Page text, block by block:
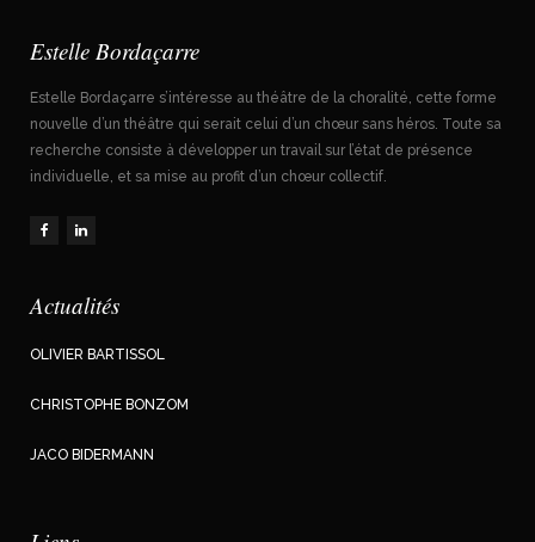
Estelle Bordaçarre
Estelle Bordaçarre s’intéresse au théâtre de la choralité, cette forme
nouvelle d’un théâtre qui serait celui d’un chœur sans héros. Toute sa
recherche consiste à développer un travail sur l’état de présence
individuelle, et sa mise au profit d’un chœur collectif.
Actualités
OLIVIER BARTISSOL
CHRISTOPHE BONZOM
JACO BIDERMANN